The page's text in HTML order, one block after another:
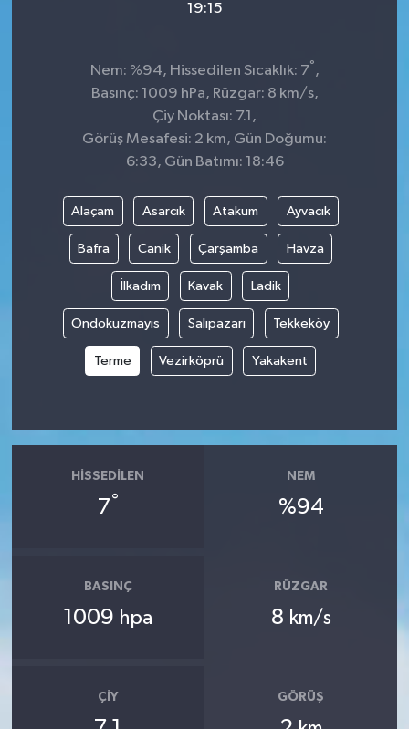
19:15
Nem: %94, Hissedilen Sıcaklık: 7° ,
Basınç: 1009 hPa, Rüzgar: 8 km/s,
Çiy Noktası: 7.1,
Görüş Mesafesi: 2 km, Gün Doğumu:
6:33, Gün Batımı: 18:46
Alaçam Asarcık Atakum Ayvacık
Bafra Canik Çarşamba Havza
İlkadım Kavak Ladik
Ondokuzmayıs Salıpazarı Tekkeköy
Terme Vezirköprü Yakakent
HISSEDILEN
7°
NEM
%94
BASINÇ
1009 hpa
RÜZGAR
8 km/s
ÇIY GÖRÜŞ